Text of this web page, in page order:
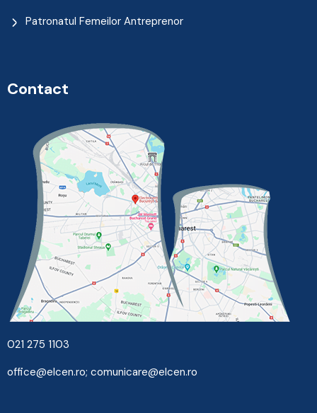
Patronatul Femeilor Antreprenor
Contact
021 275 1103
office@elcen.ro; comunicare@elcen.ro